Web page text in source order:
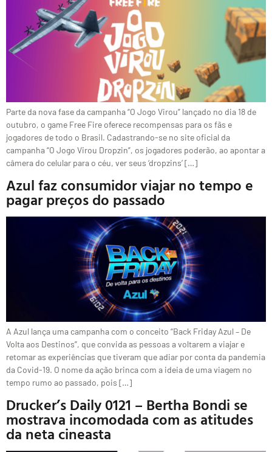
Parte da nova fase da campanha “O Jogo Virou” lançado no dia 18 de
outubro, o game Free Fire oferece recompensas para os fãs e
jogadores de todo o Brasil. Cadastrando-se no site oficial da
campanha “O Jogo Virou Dropzin”, os jogadores poderão, ao apontar a
câmera do celular para o céu, ver seus ‘dropzins’ […]
Azul faz consumidor viajar no tempo e
pagar preços do passado
A Azul lança uma campanha com o conceito “Back Friday Azul – De
Volta aos Destinos”, que convida as pessoas a voltarem a viajar e
retomar as experiências que tiveram que adiar por conta da pandemia
da Covid-19. O nome da ação brinca com a ideia de uma viagem no
tempo rumo ao passado, pois […]
Drucker’s Daily 0121 – Bertha Bondi se
mostrava incomodada com as atitudes
da neta cineasta